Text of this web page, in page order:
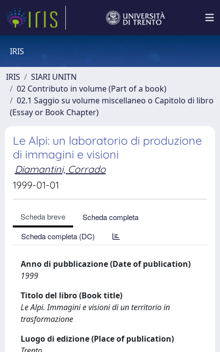
IRIS
IRIS
SIARI UNITN
02 Contributo in volume (Part of a book)
02.1 Saggio su volume miscellaneo o Capitolo di libro
(Essay or Book Chapter)
Le Alpi: un laboratorio di produzione
di immagini e visioni
Diamantini, Corrado
1999-01-01
Scheda breve
Scheda completa
Scheda completa (DC)
Anno di pubblicazione (Date of publication)
1999
Titolo del libro (Book title)
Le Alpi. Immagini e visioni di un territorio in
trasformazione
Luogo di edizione (Place of publication)